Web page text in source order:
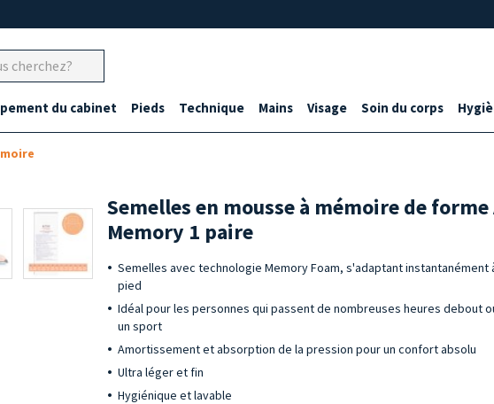
du cabinet Pieds Technique Mains Visage Soin du corps
Semelles en mousse à mémoire de
Memory 1 paire
Semelles avec technologie Memory Foam, s'adaptant instantanément
pied
Idéal pour les personnes qui passent de nombreuses heures debout
un sport
Amortissement et absorption de la pression pour un confort absolu
Ultra léger et fin
Hygiénique et lavable